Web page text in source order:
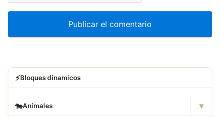
⚡Bloques dinamicos
🐄Animales ▾